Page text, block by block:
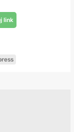
link